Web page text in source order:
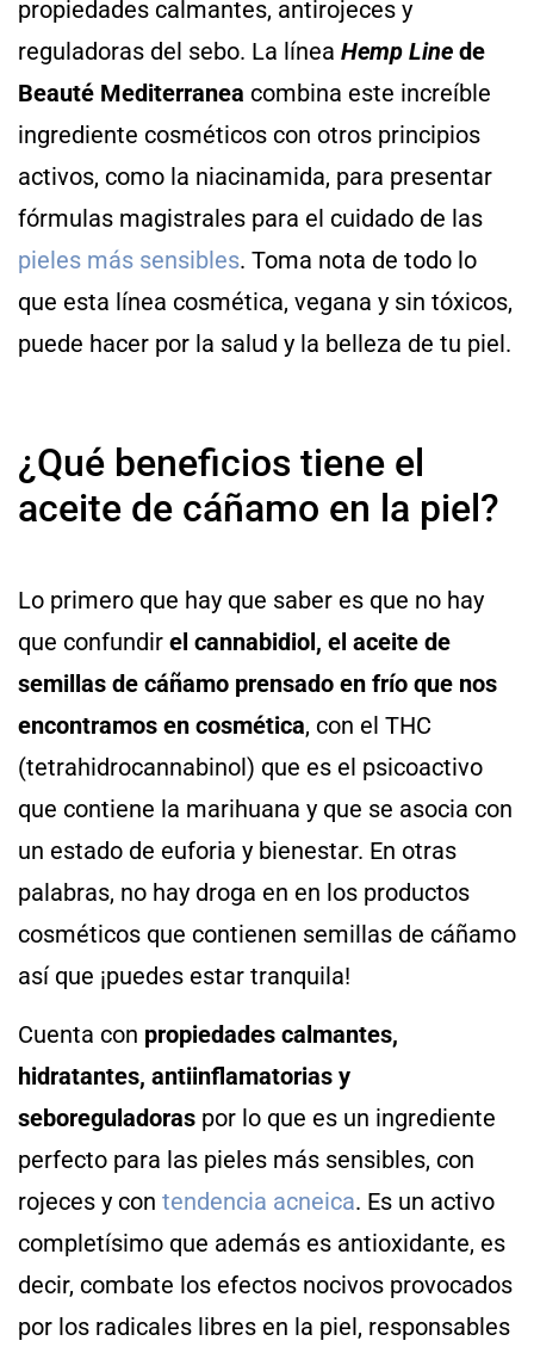
propiedades calmantes, antirojeces y
reguladoras del sebo. La línea Hemp Line de
Beauté Mediterranea combina este increíble
ingrediente cosméticos con otros principios
activos, como la niacinamida, para presentar
fórmulas magistrales para el cuidado de las
pieles más sensibles. Toma nota de todo lo
que esta línea cosmética, vegana y sin tóxicos,
puede hacer por la salud y la belleza de tu piel.
¿Qué beneficios tiene el
aceite de cáñamo en la piel?
Lo primero que hay que saber es que no hay
que confundir el cannabidiol, el aceite de
semillas de cáñamo prensado en frío que nos
encontramos en cosmética, con el THC
(tetrahidrocannabinol) que es el psicoactivo
que contiene la marihuana y que se asocia con
un estado de euforia y bienestar. En otras
palabras, no hay droga en en los productos
cosméticos que contienen semillas de cáñamo
así que ¡puedes estar tranquila!
Cuenta con propiedades calmantes,
hidratantes, antiinflamatorias y
seboreguladoras por lo que es un ingrediente
perfecto para las pieles más sensibles, con
rojeces y con tendencia acneica. Es un activo
completísimo que además es antioxidante, es
decir, combate los efectos nocivos provocados
por los radicales libres en la piel, responsables